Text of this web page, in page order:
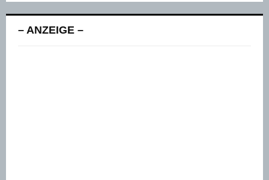
– ANZEIGE –